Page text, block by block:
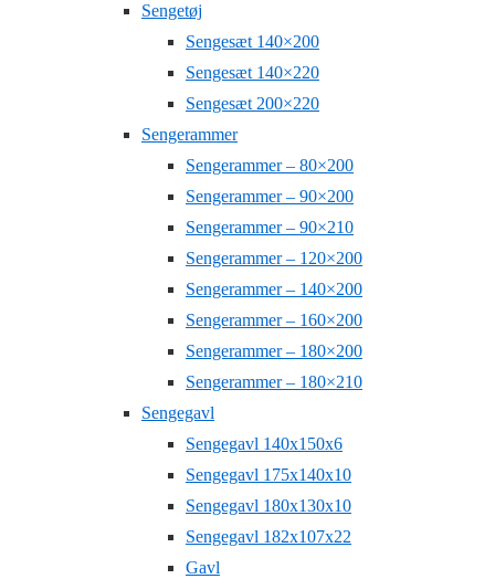
Sengetøj
Sengesæt 140×200
Sengesæt 140×220
Sengesæt 200×220
Sengerammer
Sengerammer – 80×200
Sengerammer – 90×200
Sengerammer – 90×210
Sengerammer – 120×200
Sengerammer – 140×200
Sengerammer – 160×200
Sengerammer – 180×200
Sengerammer – 180×210
Sengegavl
Sengegavl 140x150x6
Sengegavl 175x140x10
Sengegavl 180x130x10
Sengegavl 182x107x22
Gavl